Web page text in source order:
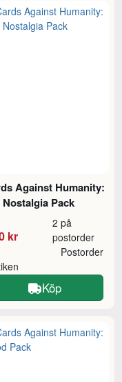
Against Humanity:
Nostalgia Pack
kr
2 på
postorder
Postorder
Köp